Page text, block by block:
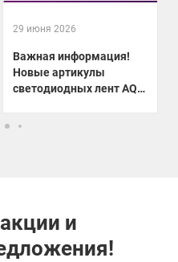
29 июня 2026
Важная информация!
Новые артикулы
светодиодных лент AQ
и